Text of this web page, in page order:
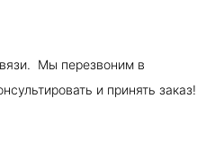
Мы перезвоним в
и принять заказ!